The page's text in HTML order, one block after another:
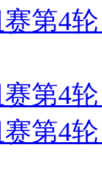
第4
第4
第4